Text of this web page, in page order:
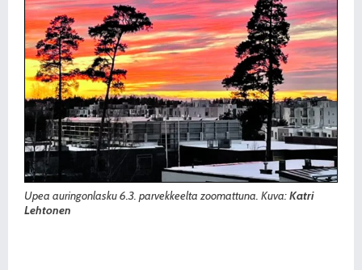
Upea auringonlasku 6.3. parvekkeelta zoomattuna. Kuva:Katri
Lehtonen